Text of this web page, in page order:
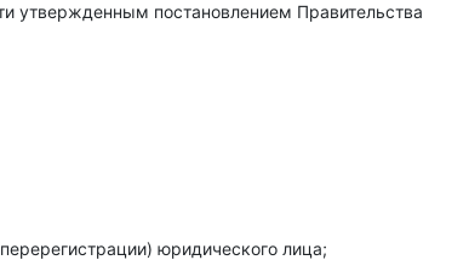
утвержденным постановлением Правительства
юридического лица;